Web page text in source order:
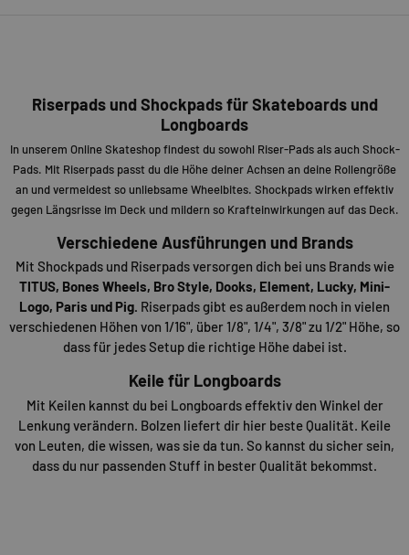
Riserpads und Shockpads für Skateboards und
Longboards
In unserem Online Skateshop findest du sowohl Riser-Pads als auch Shock-
Pads. Mit Riserpads passt du die Höhe deiner Achsen an deine Rollengröße
an und vermeidest so unliebsame Wheelbites. Shockpads wirken effektiv
gegen Längsrisse im Deck und mildern so Krafteinwirkungen auf das Deck.
Verschiedene Ausführungen und Brands
Mit Shockpads und Riserpads versorgen dich bei uns Brands wie
TITUS, Bones Wheels, Bro Style, Dooks, Element, Lucky, Mini-
Logo, Paris und Pig. Riserpads gibt es außerdem noch in vielen
verschiedenen Höhen von 1/16", über 1/8", 1/4", 3/8" zu 1/2" Höhe, so
dass für jedes Setup die richtige Höhe dabei ist.
Keile für Longboards
Mit Keilen kannst du bei Longboards effektiv den Winkel der
Lenkung verändern. Bolzen liefert dir hier beste Qualität. Keile
von Leuten, die wissen, was sie da tun. So kannst du sicher sein,
dass du nur passenden Stuff in bester Qualität bekommst.